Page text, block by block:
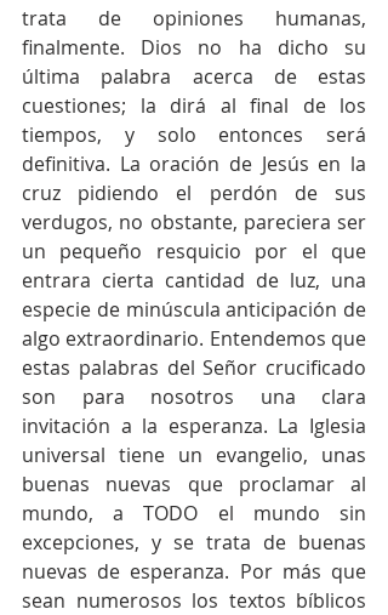
trata de opiniones humanas,
finalmente. Dios no ha dicho su
última palabra acerca de estas
cuestiones; la dirá al final de los
tiempos, y solo entonces será
definitiva. La oración de Jesús en la
cruz pidiendo el perdón de sus
verdugos, no obstante, pareciera ser
un pequeño resquicio por el que
entrara cierta cantidad de luz, una
especie de minúscula anticipación de
algo extraordinario. Entendemos que
estas palabras del Señor crucificado
son para nosotros una clara
invitación a la esperanza. La Iglesia
universal tiene un evangelio, unas
buenas nuevas que proclamar al
mundo, a TODO el mundo sin
excepciones, y se trata de buenas
nuevas de esperanza. Por más que
sean numerosos los textos bíblicos